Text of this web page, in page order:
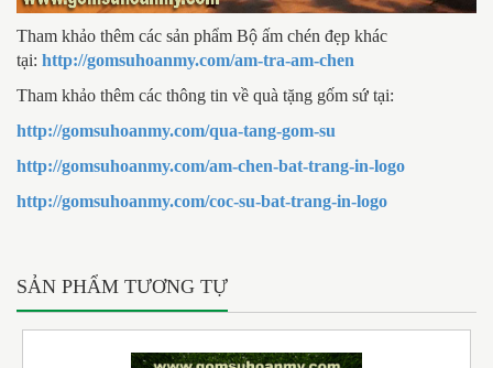
Tham khảo thêm các sản phẩm Bộ ấm chén đẹp khác
tại: http://gomsuhoanmy.com/am-tra-am-chen
Tham khảo thêm các thông tin về quà tặng gốm sứ tại:
http://gomsuhoanmy.com/qua-tang-gom-su
http://gomsuhoanmy.com/am-chen-bat-trang-in-logo
http://gomsuhoanmy.com/coc-su-bat-trang-in-logo
SẢN PHẨM TƯƠNG TỰ